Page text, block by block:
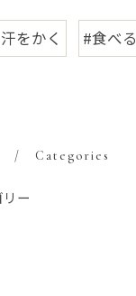
をかく
#食べる
Categories
ー